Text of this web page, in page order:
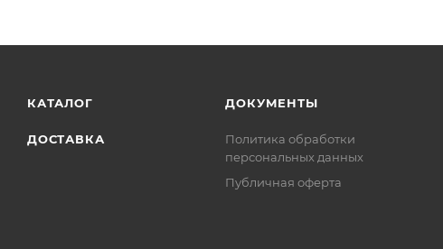
КАТАЛОГ
ДОСТАВКА
ДОКУМЕНТЫ
Политика обработки
персональных данных
Публичная оферта